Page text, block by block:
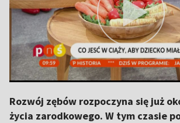
Rozwój zębów rozpoczyna się już
życia zarodkowego. W tym czasie